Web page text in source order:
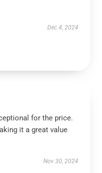
Dec 4, 2024
for the price.
it a great value
Nov 30, 2024